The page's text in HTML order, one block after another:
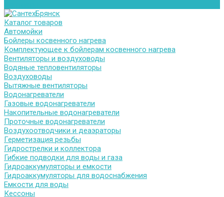
Каталог товаров
Автомойки
Бойлеры косвенного нагрева
Комплектующее к бойлерам косвенного нагрева
Вентиляторы и воздуховоды
Водяные тепловентиляторы
Воздуховоды
Вытяжные вентиляторы
Водонагреватели
Газовые водонагреватели
Накопительные водонагреватели
Проточные водонагреватели
Воздухоотводчики и деаэраторы
Герметизация резьбы
Гидрострелки и коллектора
Гибкие подводки для воды и газа
Гидроаккумуляторы и емкости
Гидроаккумуляторы для водоснабжения
Емкости для воды
Кессоны